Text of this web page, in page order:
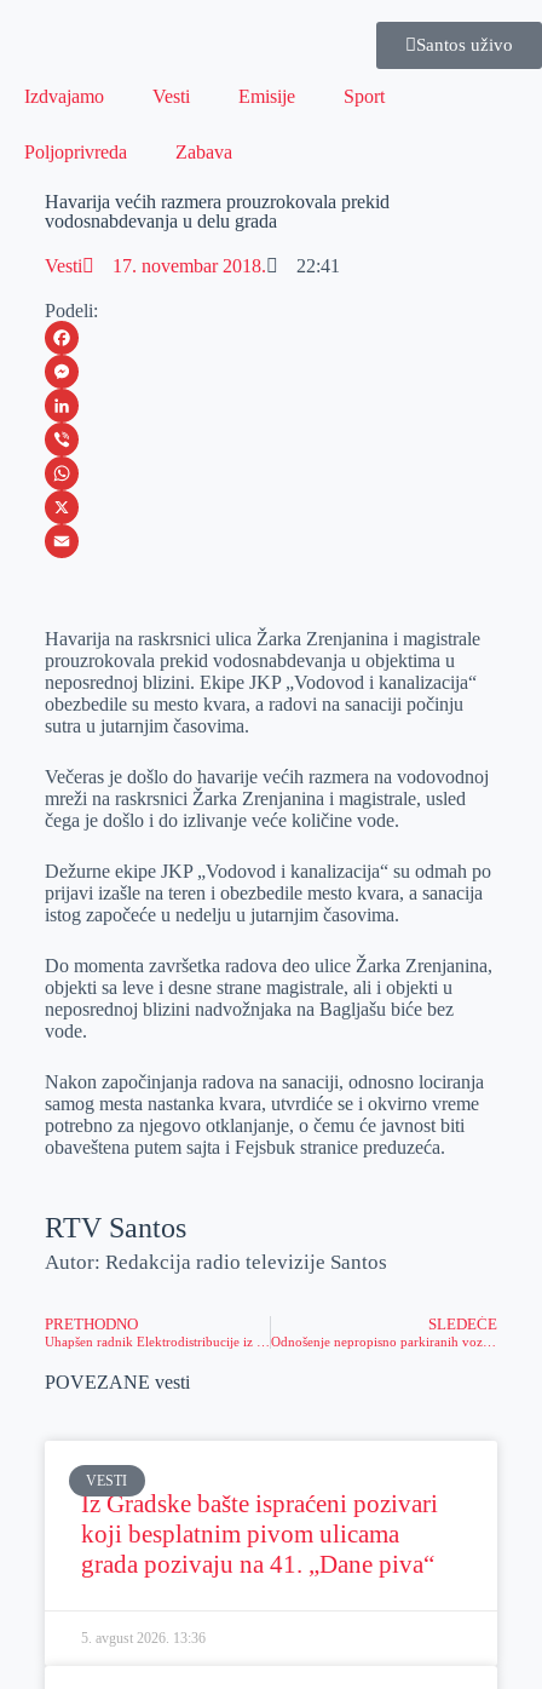
Santos uživo
Izdvajamo Vesti Emisije Sport
Poljoprivreda Zabava
Havarija većih razmera prouzrokovala prekid
vodosnabdevanja u delu grada
Vesti 17. novembar 2018. 22:41
Podeli:
F
a
c
e
b
o
M
e
s
s
e
e
r
L
i
n
k
I
n
V
i
b
W
h
s
A
p
X
a
i
l
Havarija na raskrsnici ulica Žarka Zrenjanina i magistrale
prouzrokovala prekid vodosnabdevanja u objektima u
neposrednoj blizini. Ekipe JKP „Vodovod i kanalizacija“
obezbedile su mesto kvara, a radovi na sanaciji počinju
sutra u jutarnjim časovima.
Večeras je došlo do havarije većih razmera na vodovodnoj
mreži na raskrsnici Žarka Zrenjanina i magistrale, usled
čega je došlo i do izlivanje veće količine vode.
Dežurne ekipe JKP „Vodovod i kanalizacija“ su odmah po
prijavi izašle na teren i obezbedile mesto kvara, a sanacija
istog započeće u nedelju u jutarnjim časovima.
Do momenta završetka radova deo ulice Žarka Zrenjanina,
objekti sa leve i desne strane magistrale, ali i objekti u
neposrednoj blizini nadvožnjaka na Bagljašu biće bez
vode.
Nakon započinjanja radova na sanaciji, odnosno lociranja
samog mesta nastanka kvara, utvrdiće se i okvirno vreme
potrebno za njegovo otklanjanje, o čemu će javnost biti
obaveštena putem sajta i Fejsbuk stranice preduzeća.
RTV Santos
Autor: Redakcija radio televizije Santos
PRETHODNO SLEDEĆE
POVEZANE vesti
VESTI
Iz Gradske bašte ispraćeni pozivari
koji besplatnim pivom ulicama
grada pozivaju na 41. „Dane piva“
5. avgust 2026. 13:36